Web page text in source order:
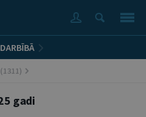
gadi